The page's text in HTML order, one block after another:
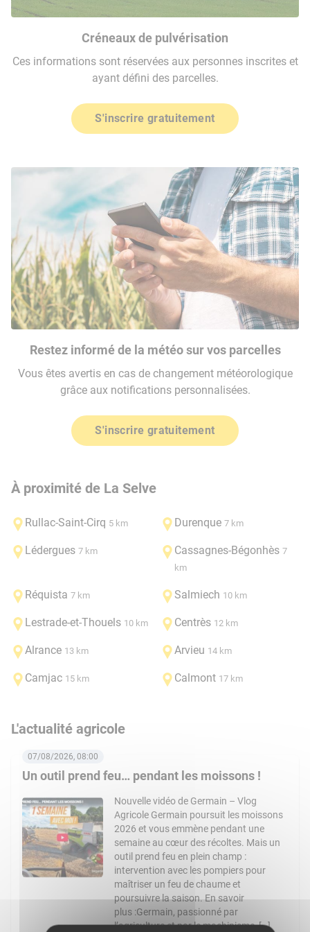
Créneaux de pulvérisation
Ces informations sont réservées aux personnes inscrites et
ayant défini des parcelles.
S'inscrire gratuitement
Restez informé de la météo sur vos parcelles
Vous êtes avertis en cas de changement météorologique
grâce aux notifications personnalisées.
S'inscrire gratuitement
À proximité de La Selve
Rullac-Saint-Cirq 5 km Durenque 7 km
Lédergues 7 km Cassagnes-Bégonhès 7
km
Réquista 7 km Salmiech 10 km
Lestrade-et-Thouels 10 km Centrès 12 km
Alrance 13 km Arvieu 14 km
Camjac 15 km Calmont 17 km
L'actualité agricole
Un outil prend feu… pendant les moissons !
07/08/2026, 08:00
Nouvelle vidéo de Germain – Vlog
Agricole Germain poursuit les moissons
2026 et vous emmène pendant une
semaine au cœur des récoltes. Mais un
outil prend feu en plein champ :
intervention avec les pompiers pour
maîtriser un feu de chaume et
poursuivre la saison. En savoir
plus :Germain, passionné par
l’agriculture et par le machinisme, […]